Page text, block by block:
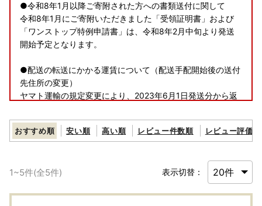
●令和8年1月以降ご寄附された方への書類送付に関して
令和8年1月にご寄附いただきました「受領証明書」および
「ワンストップ特例申請書」は、令和8年2月中旬より発送
開始予定となります。
●配送の転送にかかる運賃について（配送手配開始後の送付
先住所の変更）
ヤマト運輸の規定変更により、2023年6月1日発送分から返
送）する場合にかかる運賃は
ご贈答用の場合でも受取人様でのご負担となります。お申し
詳細は、下記URLヤマト運輸株式会社の運賃収受の開始につ
https://www.yamato-hd.co.jp/important/info_230417_2.ht
おすすめ順 安い順 高い順 レビュー件数順 レビュー評価順
1~5件(全5件) 表示切替：